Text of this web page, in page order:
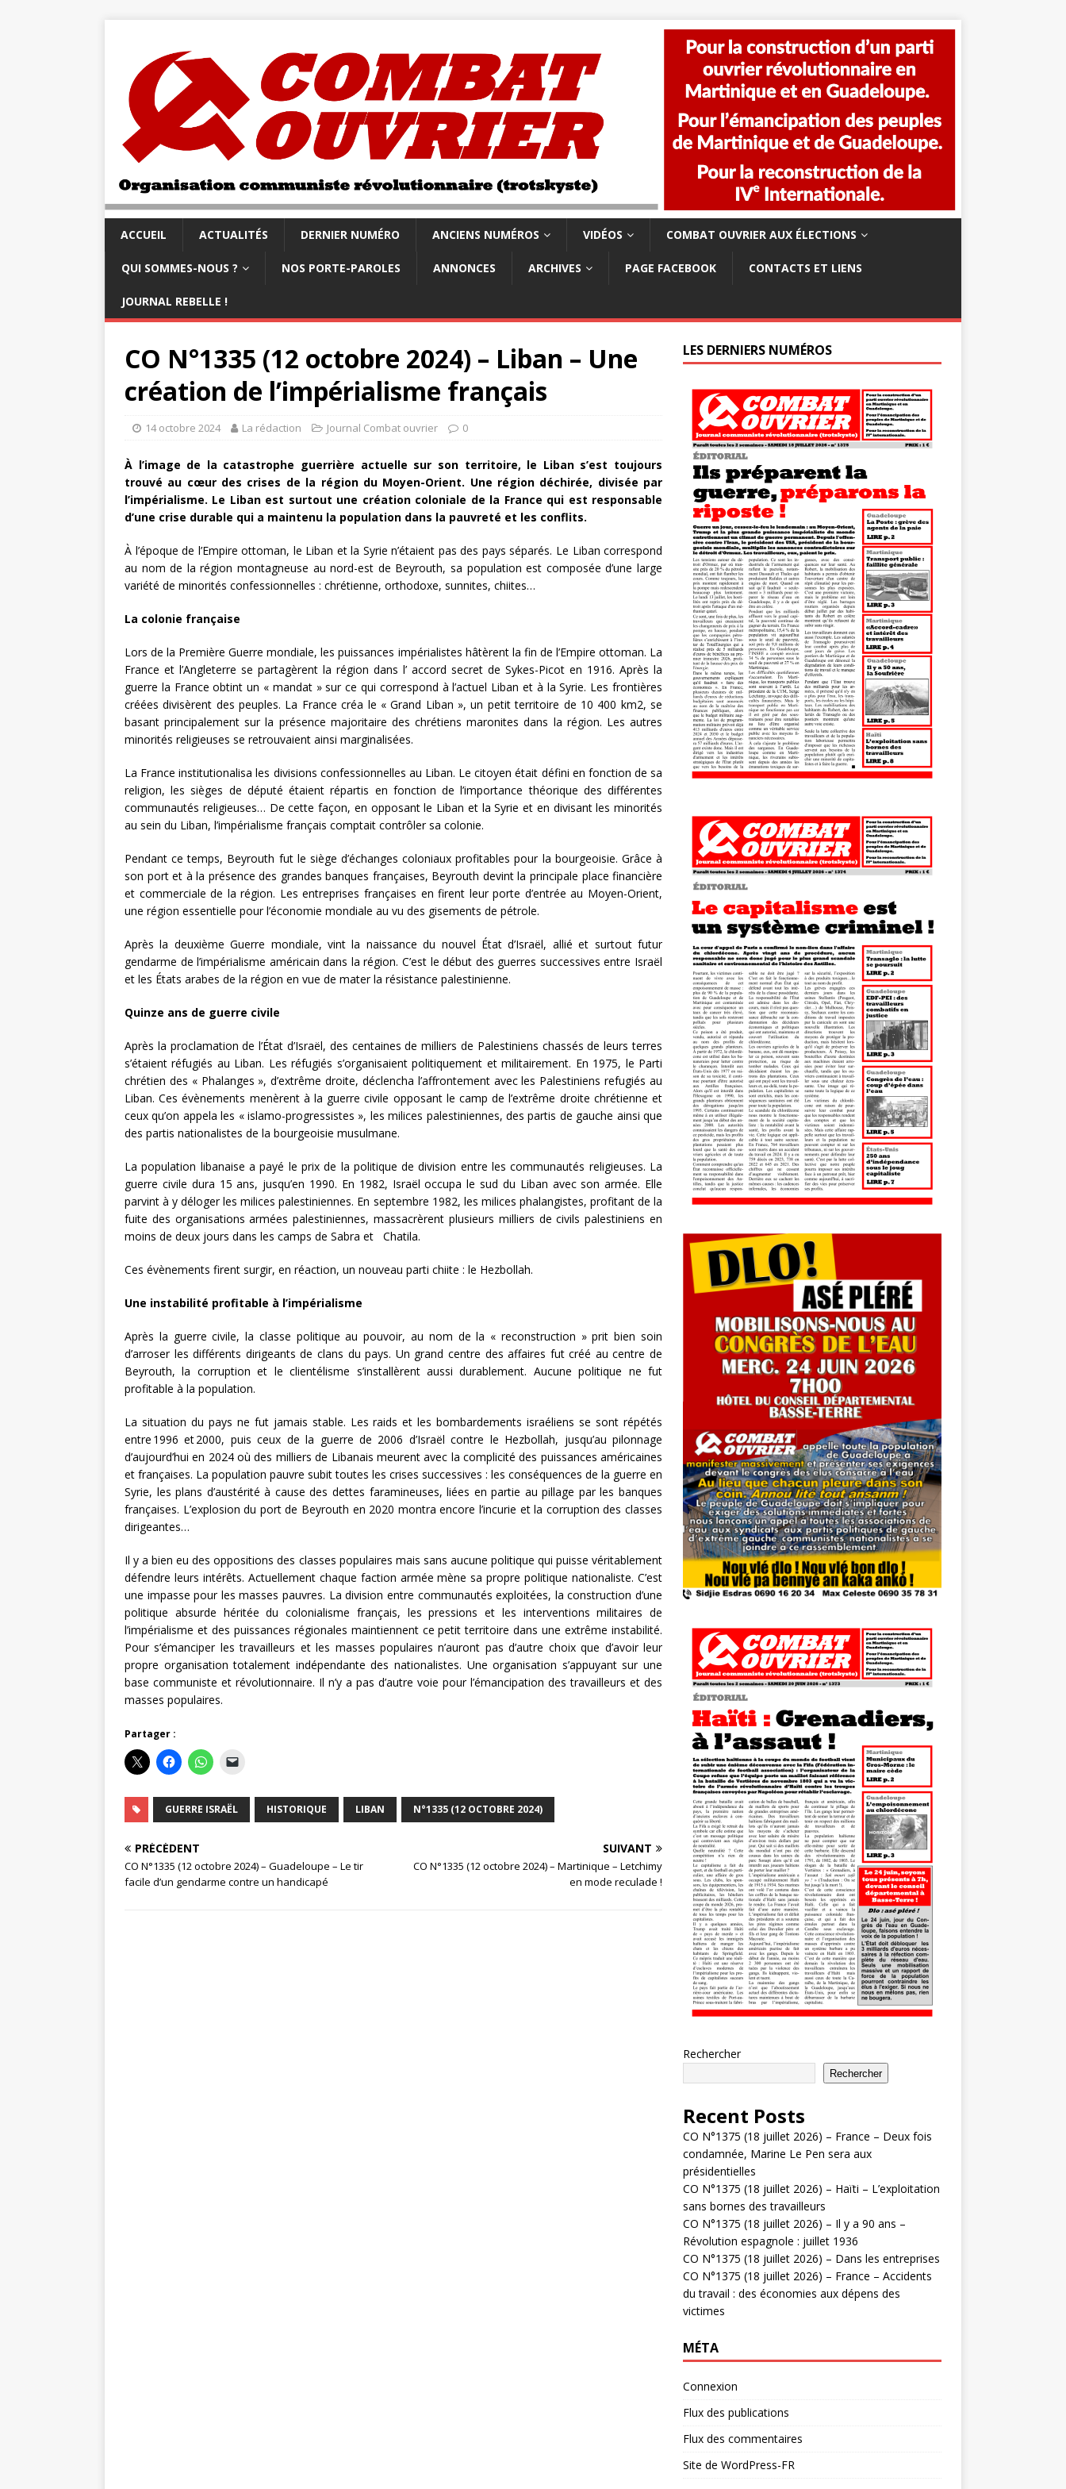
ACCUEIL ACTUALITÉS DERNIER NUMÉRO ANCIENS NUMÉROS VIDÉOS COMBAT OUVRIER AUX ÉLECTIONS
QUI SOMMES-NOUS ? NOS PORTE-PAROLES ANNONCES ARCHIVES PAGE FACEBOOK CONTACTS ET LIENS
JOURNAL REBELLE !
CO N°1335 (12 octobre 2024) – Liban – Une
création de l’impérialisme français
14 octobre 2024 La rédaction Journal Combat ouvrier 0
À l’image de la catastrophe guerrière actuelle sur son territoire, le Liban s’est toujours
trouvé au cœur des crises de la région du Moyen-Orient. Une région déchirée, divisée par
l’impérialisme. Le Liban est surtout une création coloniale de la France qui est responsable
d’une crise durable qui a maintenu la population dans la pauvreté et les conflits.
À l’époque de l’Empire ottoman, le Liban et la Syrie n’étaient pas des pays séparés. Le Liban correspond
au nom de la région montagneuse au nord-est de Beyrouth, sa population est composée d’une large
variété de minorités confessionnelles : chrétienne, orthodoxe, sunnites, chiites…
La colonie française
Lors de la Première Guerre mondiale, les puissances impérialistes hâtèrent la fin de l’Empire ottoman. La
France et l’Angleterre se partagèrent la région dans l’ accord secret de Sykes-Picot en 1916. Après la
guerre la France obtint un « mandat » sur ce qui correspond à l’actuel Liban et à la Syrie. Les frontières
créées divisèrent des peuples. La France créa le « Grand Liban », un petit territoire de 10 400 km2, se
basant principalement sur la présence majoritaire des chrétiens maronites dans la région. Les autres
minorités religieuses se retrouvaient ainsi marginalisées.
La France institutionalisa les divisions confessionnelles au Liban. Le citoyen était défini en fonction de sa
religion, les sièges de député étaient répartis en fonction de l’importance théorique des différentes
communautés religieuses… De cette façon, en opposant le Liban et la Syrie et en divisant les minorités
au sein du Liban, l’impérialisme français comptait contrôler sa colonie.
Pendant ce temps, Beyrouth fut le siège d’échanges coloniaux profitables pour la bourgeoisie. Grâce à
son port et à la présence des grandes banques françaises, Beyrouth devint la principale place financière
et commerciale de la région. Les entreprises françaises en firent leur porte d’entrée au Moyen-Orient,
une région essentielle pour l’économie mondiale au vu des gisements de pétrole.
Après la deuxième Guerre mondiale, vint la naissance du nouvel État d’Israël, allié et surtout futur
gendarme de l’impérialisme américain dans la région. C’est le début des guerres successives entre Israël
et les États arabes de la région en vue de mater la résistance palestinienne.
Quinze ans de guerre civile
Après la proclamation de l’État d’Israël, des centaines de milliers de Palestiniens chassés de leurs terres
s’étaient réfugiés au Liban. Les réfugiés s’organisaient politiquement et militairement. En 1975, le Parti
chrétien des « Phalanges », d’extrême droite, déclencha l’affrontement avec les Palestiniens refugiés au
Liban. Ces évènements menèrent à la guerre civile opposant le camp de l’extrême droite chrétienne et
ceux qu’on appela les « islamo-progressistes », les milices palestiniennes, des partis de gauche ainsi que
des partis nationalistes de la bourgeoisie musulmane.
La population libanaise a payé le prix de la politique de division entre les communautés religieuses. La
guerre civile dura 15 ans, jusqu’en 1990. En 1982, Israël occupa le sud du Liban avec son armée. Elle
parvint à y déloger les milices palestiniennes. En septembre 1982, les milices phalangistes, profitant de la
fuite des organisations armées palestiniennes, massacrèrent plusieurs milliers de civils palestiniens en
moins de deux jours dans les camps de Sabra et Chatila.
Ces évènements firent surgir, en réaction, un nouveau parti chiite : le Hezbollah.
Une instabilité profitable à l’impérialisme
Après la guerre civile, la classe politique au pouvoir, au nom de la « reconstruction » prit bien soin
d’arroser les différents dirigeants de clans du pays. Un grand centre des affaires fut créé au centre de
Beyrouth, la corruption et le clientélisme s’installèrent aussi durablement. Aucune politique ne fut
profitable à la population.
La situation du pays ne fut jamais stable. Les raids et les bombardements israéliens se sont répétés
entre 1996 et 2000, puis ceux de la guerre de 2006 d’Israël contre le Hezbollah, jusqu’au pilonnage
d’aujourd’hui en 2024 où des milliers de Libanais meurent avec la complicité des puissances américaines
et françaises. La population pauvre subit toutes les crises successives : les conséquences de la guerre en
Syrie, les plans d’austérité à cause des dettes faramineuses, liées en partie au pillage par les banques
françaises. L’explosion du port de Beyrouth en 2020 montra encore l’incurie et la corruption des classes
dirigeantes…
Il y a bien eu des oppositions des classes populaires mais sans aucune politique qui puisse véritablement
défendre leurs intérêts. Actuellement chaque faction armée mène sa propre politique nationaliste. C’est
une impasse pour les masses pauvres. La division entre communautés exploitées, la construction d’une
politique absurde héritée du colonialisme français, les pressions et les interventions militaires de
l’impérialisme et des puissances régionales maintiennent ce petit territoire dans une extrême instabilité.
Pour s’émanciper les travailleurs et les masses populaires n’auront pas d’autre choix que d’avoir leur
propre organisation totalement indépendante des nationalistes. Une organisation s’appuyant sur une
base communiste et révolutionnaire. Il n’y a pas d’autre voie pour l’émancipation des travailleurs et des
masses populaires.
Partager :
GUERRE ISRAËL HISTORIQUE LIBAN N°1335 (12 OCTOBRE 2024)
PRÉCÉDENT
CO N°1335 (12 octobre 2024) – Guadeloupe – Le tir
facile d’un gendarme contre un handicapé
SUIVANT
CO N°1335 (12 octobre 2024) – Martinique – Letchimy
en mode reculade !
LES DERNIERS NUMÉROS
Rechercher
Rechercher
Recent Posts
CO N°1375 (18 juillet 2026) – France – Deux fois
condamnée, Marine Le Pen sera aux
présidentielles
CO N°1375 (18 juillet 2026) – Haïti – L’exploitation
sans bornes des travailleurs
CO N°1375 (18 juillet 2026) – Il y a 90 ans –
Révolution espagnole : juillet 1936
CO N°1375 (18 juillet 2026) – Dans les entreprises
CO N°1375 (18 juillet 2026) – France – Accidents
du travail : des économies aux dépens des
victimes
MÉTA
Connexion
Flux des publications
Flux des commentaires
Site de WordPress-FR